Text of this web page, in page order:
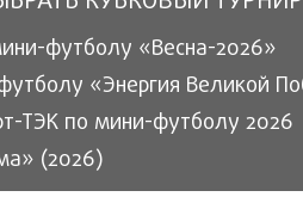
футболу «Весна-2026»
ТЭК по мини-футболу 2026
(2026)